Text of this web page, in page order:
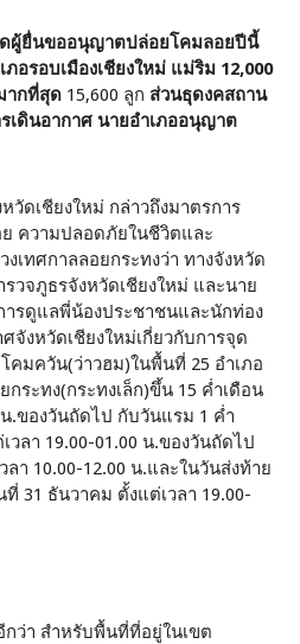
ดผู้ยื่นขออนุญาตปล่อยโคมลอยปีนี้
ภอรอบเมืองเชียงใหม่ แม่ริม 12,000
ากที่สุด 15,600 ลูก ส่วนธุดงคสถาน
เดินอากาศ นายอำเภออนุญาต
ดเชียงใหม่ กล่าวถึงมาตรการ
ความปลอดภัยในชีวิตและ
เทศกาลลอยกระทงว่า ทางจังหวัด
วจภูธรจังหวัดเชียงใหม่ และนาย
ารดูแลพี่น้องประชาชนและนักท่อง
ศจังหวัดเชียงใหม่เกี่ยวกับการจุด
มควัน(ว่าวฮม)ในพื้นที่ 25 อำเภอ
ระทง(กระทงเล็ก)ขึ้น 15 ค่ำเดือน
น.ของวันถัดไป กับวันแรม 1 ค่ำ
วลา 19.00-01.00 น.ของวันถัดไป
า 10.00-12.00 น.และในวันส่งท้าย
31 ธันวาคม ตั้งแต่เวลา 19.00-
กว่า สำหรับพื้นที่ที่อยู่ในเขต